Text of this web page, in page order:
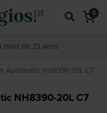
0
mais de 25 anos
Automatic NH8390-20L C7
NH8390-20L C7